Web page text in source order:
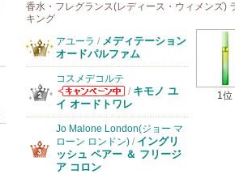
香水・フレグランス(レディース・ウィメンズ)
キング
1位
アユーラ / メディテーション
オードパルファム
コスメデコルテ
コスメデコルテ
からのお知らせ
があります
/ キモノ ユ
イ オードトワレ
Jo Malone London(ジョー マ
ローン ロンドン) / イングリ
ッシュ ペアー ＆ フリージ
ア コロン